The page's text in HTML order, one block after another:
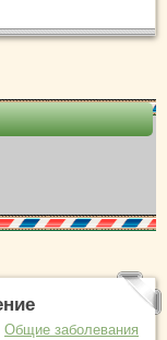
Общие заболевания